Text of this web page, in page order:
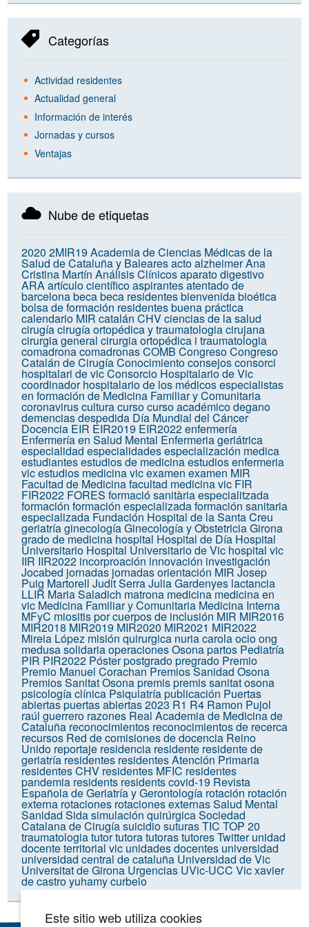
Categorías
Actividad residentes
Actualidad general
Información de interés
Jornadas y cursos
Ventajas
Nube de etiquetas
2020 2MIR19 Academia de Ciencias Médicas de la
Salud de Cataluña y BalearesactoalzheimerAna
Cristina Martín Análisis Clínicosaparato digestivo
ARAartículo científicoaspirantesatentado de
barcelonabecabeca residentesbienvenidabioética
bolsa de formación residentesbuena práctica
calendario MIR catalán CHVciencias de la salud
cirugíacirugía ortopédica y traumatologiacirujana
cirurgia general cirurgia ortopédica i traumatologia
comadronacomadronasCOMB CongresoCongreso
Catalán de CirugíaConocimientoconsejosconsorci
hospitalari de vicConsorcio Hospitalario de Vic
coordinador hospitalario de los médicos especialistas
en formación de Medicina Familiar y Comunitaria
coronavirusculturacursocurso académicodegano
demenciasdespedida Día Mundial del Cáncer
Docencia EIR EIR2019 EIR2022enfermería
Enfermería en Salud Mental Enfermeria geriátrica
especialidad especialidadesespecialización medica
estudiantesestudios de medicinaestudios enfermeria
vicestudios medicina vicexamen examen MIR
Facultad de Medicinafacultad medicina vic FIR
FIR2022 FORES formació sanitària especialitzada
formación formación especializadaformación sanitaria
especializada Fundación Hospital de la Santa Creu
geriatríaginecologíaGinecología y ObstetriciaGirona
grado de medicina hospital Hospital de Día Hospital
Universitario Hospital Universitario de Vic hospital vic
IIR IIR2022 incorproación innovación investigación
Jocabed jornadas jornadas orientación MIR Josep
Puig Martorell Judit SerraJulia Gardenyes lactancia
LLIR Maria Saladich matrona medicina medicina en
vic Medicina Familiar y Comunitaria Medicina Interna
MFyC miositis por cuerpos de inclusión MIR MIR2016
MIR2018 MIR2019 MIR2020 MIR2021 MIR2022
Mireia López misión quirurgica nuria carolaocioong
medusa solidariaoperacionesOsonapartos Pediatría
PIR PIR2022 Pósterpostgradopregrado Premio
Premio Manuel Corachan Premios Sanidad Osona
Premios Sanitat Osonapremispremis sanitat osona
psicología clínica Psiquiatríapublicación Puertas
abiertaspuertas abiertas 2023 R1 R4 Ramon Pujol
raúl guerrero razones Real Academia de Medicina de
Cataluña reconocimientos reconocimientos de recerca
recursos Red de comisiones de docencia Reino
Unido reportaje residencia residente residente de
geriatríaresidentes residentes Atención Primaria
residentes CHV residentes MFIC residentes
pandemia residents residents covid-19 Revista
Española de Geriatría y Gerontología rotación rotación
externa rotaciones rotaciones externasSalud Mental
Sanidad Sidasimulación quirúrgicaSociedad
Catalana de CirugíasuicidiosuturasTIC TOP 20
traumatologiatutortutoratutorastutoresTwitter unidad
docente territorial vic unidades docentes universidad
universidad central de cataluña Universidad de Vic
Universitat de Girona Urgencias UVic-UCC Vicxavier
de castroyuhamy curbelo
Este sitio web utiliza cookies